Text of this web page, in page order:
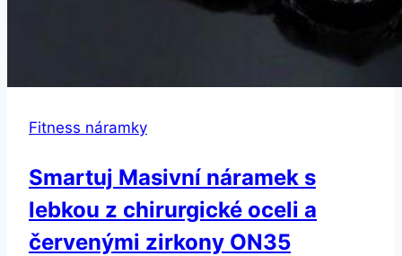
Fitness náramky
Smartuj Masivní náramek s
lebkou z chirurgické oceli a
červenými zirkony ON35